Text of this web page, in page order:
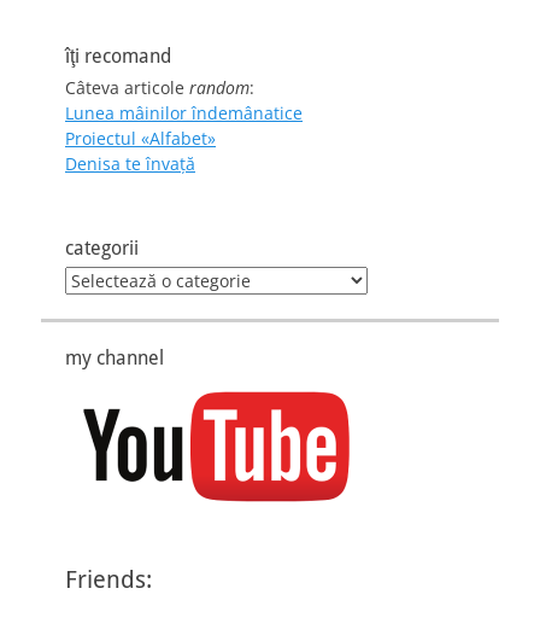
îţi recomand
Câteva articole random:
Lunea mâinilor îndemânatice
Proiectul «Alfabet»
Denisa te învaţă
categorii
categorii
my channel
Friends: